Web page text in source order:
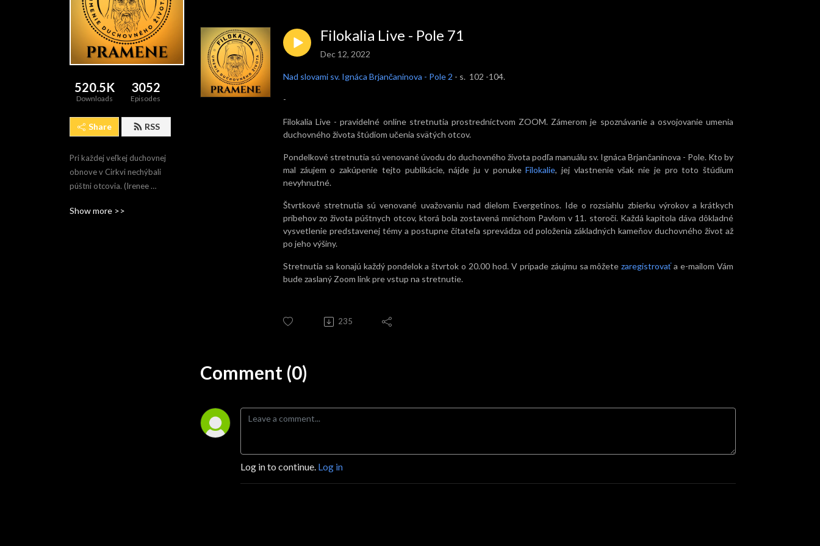
520.5K
Downloads
3052
Episodes
Share RSS
Pri každej veľkej duchovnej
obnove v Cirkvi nechýbali
púštni otcovia. (Irenee
Show more >>
Filokalia Live - Pole 71
Dec 12, 2022
Nad slovami sv. Ignáca Brjančaninova - Pole 2 - s. 102 -104.
-
Filokalia Live - pravidelné online stretnutia prostredníctvom ZOOM. Zámerom je spoznávanie a osvojovanie umenia
duchovného života štúdiom učenia svätých otcov.
Pondelkové stretnutia sú venované úvodu do duchovného života podľa manuálu sv. Ignáca Brjančaninova - Pole. Kto by
mal záujem o zakúpenie tejto publikácie, nájde ju v ponukeFilokalie, jej vlastnenie však nie je pro toto štúdium
nevyhnutné.
Štvrtkové stretnutia sú venované uvažovaniu nad dielom Evergetinos. Ide o rozsiahlu zbierku výrokov a krátkych
príbehov zo života púštnych otcov, ktorá bola zostavená mníchom Pavlom v 11. storočí. Každá kapitola dáva dôkladné
vysvetlenie predstavenej témy a postupne čitateľa sprevádza od položenia základných kameňov duchovného život až
po jeho výšiny.
Stretnutia sa konajú každý pondelok a štvrtok o 20.00 hod. V prípade záujmu sa môžetezaregistrovaťa e-mailom Vám
bude zaslaný Zoom link pre vstup na stretnutie.
235
Comment (0)
Log in to continue. Log in